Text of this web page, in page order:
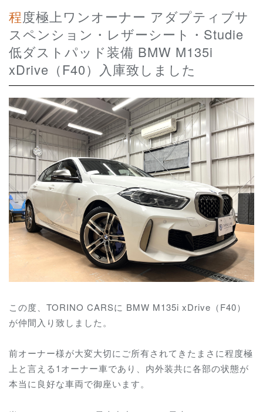
程度極上ワンオーナー アダプティブサ
スペンション・レザーシート・Studie
低ダストパッド装備 BMW M135i
xDrive（F40）入庫致しました
この度、TORINO CARSに BMW M135i xDrive（F40）
が仲間入り致しました。
前オーナー様が大変大切にご所有されてきたまさに程度極
上と言える1オーナー車であり、内外装共に各部の状態が
本当に良好な車両で御座います。